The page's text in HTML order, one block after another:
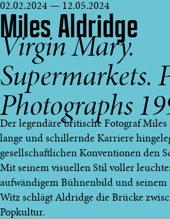
02.02.2024 — 12.05.2024
Miles Aldridge
Virgin Mary.
Supermarkets.
Photographs
Der legendäre britische Fotograf
lange und schillernde Karriere
gesellschaftlichen Konventionen den
Mit seinem visuellen Stil voller
aufwändigem Bühnenbild und
Witz schlägt Aldridge die Brücke
Popkultur.